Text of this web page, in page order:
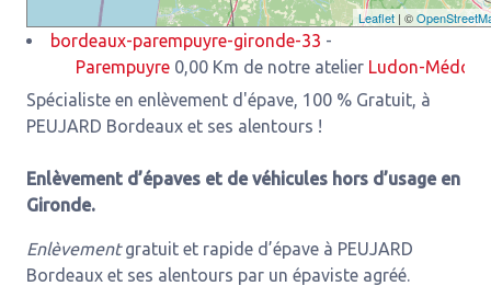
Leaflet | ©
bordeaux-parempuyre-gironde-33 -
Parempuyre0,00 Km de notre atelierLudon-Médoc3,93
Spécialiste en enlèvement d'épave, 100 % Gratuit, à
PEUJARD Bordeaux et ses alentours !
Enlèvement d’épaves et de véhicules hors d’usage en
Gironde.
Enlèvementgratuit et rapide d’épave à PEUJARD
Bordeaux et ses alentours par un épaviste agréé.